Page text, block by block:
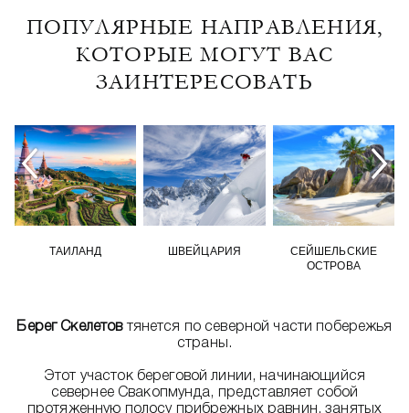
ПОПУЛЯРНЫЕ НАПРАВЛЕНИЯ,
КОТОРЫЕ МОГУТ ВАС
ЗАИНТЕРЕСОВАТЬ
ТАИЛАНД ШВЕЙЦАРИЯ
СЕЙШЕЛЬСКИЕ
ОСТРОВА
Берег Скелетовтянется по северной части побережья
страны.
Этот участок береговой линии, начинающийся
севернее Свакопмунда, представляет собой
протяженную полосу прибрежных равнин, занятых